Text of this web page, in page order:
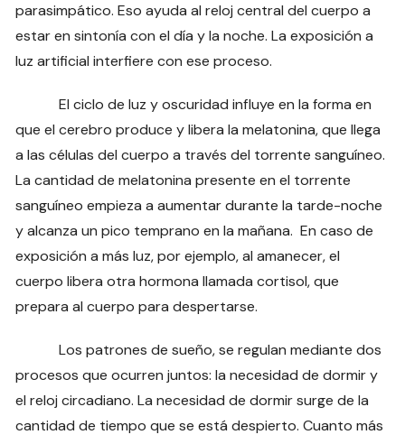
parasimpático. Eso ayuda al reloj central del cuerpo a
estar en sintonía con el día y la noche. La exposición a
luz artificial interfiere con ese proceso.
El ciclo de luz y oscuridad influye en la forma en
que el cerebro produce y libera la melatonina, que llega
a las células del cuerpo a través del torrente sanguíneo.
La cantidad de melatonina presente en el torrente
sanguíneo empieza a aumentar durante la tarde-noche
y alcanza un pico temprano en la mañana. En caso de
exposición a más luz, por ejemplo, al amanecer, el
cuerpo libera otra hormona llamada cortisol, que
prepara al cuerpo para despertarse.
Los patrones de sueño, se regulan mediante dos
procesos que ocurren juntos: la necesidad de dormir y
el reloj circadiano. La necesidad de dormir surge de la
cantidad de tiempo que se está despierto. Cuanto más